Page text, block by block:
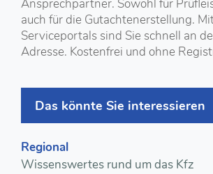
Ansprechpartner. Sowohl für
auch für die Gutachtenerstellung.
Serviceportals sind Sie schnell an
Adresse. Kostenfrei und ohne
Das könnte Sie interessieren
Regional
Wissenswertes rund um das Kfz